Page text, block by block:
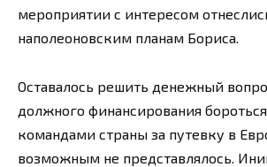
мероприятии с интересом
наполеоновским планам Бориса.
Оставалось решить денежный
должного финансирования
командами страны за путевку в
возможным не представлялось.